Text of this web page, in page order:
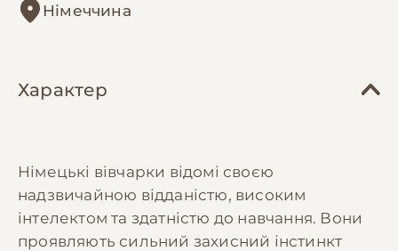
Німеччина
Характер
Німецькі вівчарки відомі своєю
надзвичайною відданістю, високим
інтелектом та здатністю до навчання. Вони
проявляють сильний захисний інстинкт